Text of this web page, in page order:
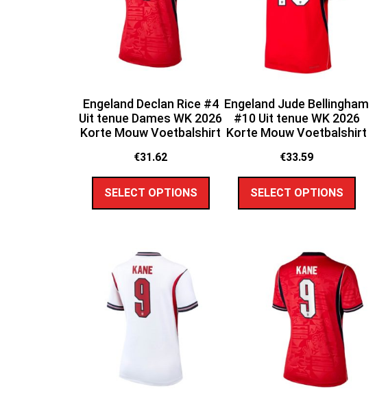
Engeland Declan Rice #4
Uit tenue Dames WK 2026
Korte Mouw Voetbalshirt
€31.62
SELECT OPTIONS
Engeland Jude Bellingham
#10 Uit tenue WK 2026
Korte Mouw Voetbalshirt
€33.59
SELECT OPTIONS